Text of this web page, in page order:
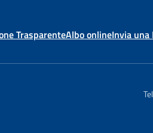
TrasparenteAlbo onlineInvia una